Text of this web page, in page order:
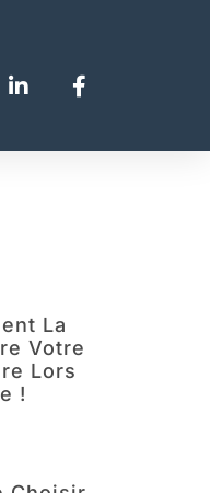
La
Votre
Lors
!